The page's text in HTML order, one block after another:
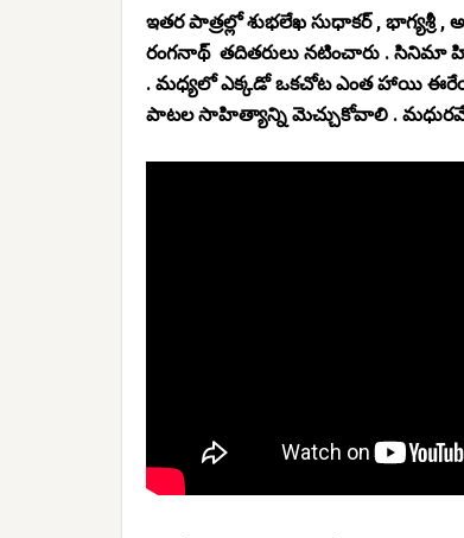
ఇతర పాత్రల్లో శుభలేఖ సుధాకర్ , భాగ్యశ్రీ
రంగనాథ్ తదితరులు నటించారు .‌ సినిమా
. మధ్యలో ఎక్కడో ఒకచోట ఎంత హాయి ఈరేయి
పాటల సాహిత్యాన్ని మెచ్చుకోవాలి .